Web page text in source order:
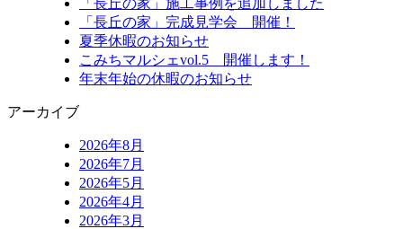
「長丘の家」完成見学会 開催！
夏季休暇のお知らせ
こみちマルシェvol.5 開催します！
年末年始の休暇のお知らせ
アーカイブ
2026年8月
2026年7月
2026年5月
2026年4月
2026年3月